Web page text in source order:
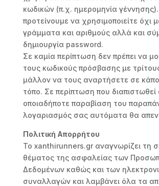
κωδικών (π.χ. ημερομηνία
προτείνουμε να χρησιμοποιείτε όχι
γράμματα και αριθμούς αλλά και
δημιουργία password.
Σε καμία περίπτωση δεν πρέπει να
τους κωδικούς πρόσβασης με
μάλλον να τους αναρτήσετε σε
τόπο. Σε περίπτωση που
οποιαδήποτε παραβίαση του
λογαριασμός σας αυτόματα θα
Πολιτική Απορρήτου
Το xanthirunners.gr αναγνωρίζει τη
θέματος της ασφαλείας των
Δεδομένων καθώς και των
συναλλαγών και λαμβάνει όλα τα